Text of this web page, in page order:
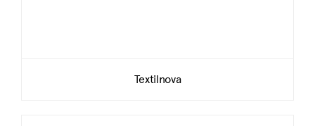
Textilnova